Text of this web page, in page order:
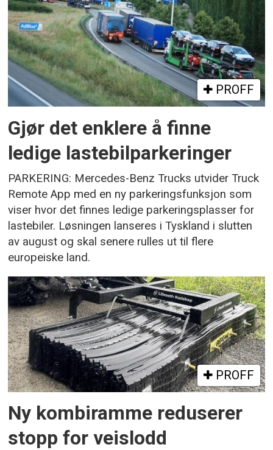
PROFF
Gjør det enklere å finne
ledige lastebilparkeringer
PARKERING: Mercedes-Benz Trucks utvider Truck
Remote App med en ny parkeringsfunksjon som
viser hvor det finnes ledige parkeringsplasser for
lastebiler. Løsningen lanseres i Tyskland i slutten
av august og skal senere rulles ut til flere
europeiske land.
PROFF
Ny kombiramme reduserer
stopp for veislodd